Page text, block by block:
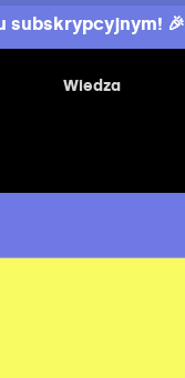
subskrypcyjnym! 🎉
Wiedza